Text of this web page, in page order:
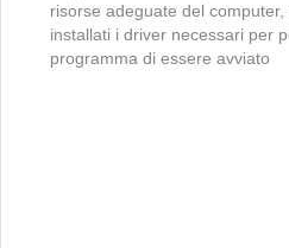
risorse adeguate del
installati i driver necessari per
programma di essere avviato